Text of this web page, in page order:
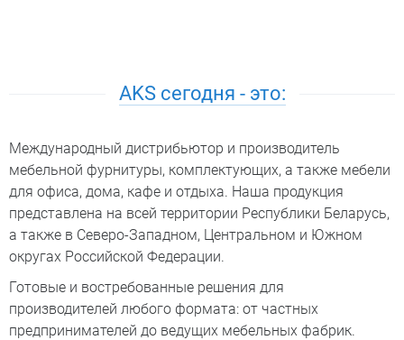
AKS сегодня - это:
Международный дистрибьютор и производитель
мебельной фурнитуры, комплектующих, а также мебели
для офиса, дома, кафе и отдыха. Наша продукция
представлена на всей территории Республики Беларусь,
а также в Северо-Западном, Центральном и Южном
округах Российской Федерации.
Готовые и востребованные решения для
производителей любого формата: от частных
предпринимателей до ведущих мебельных фабрик.